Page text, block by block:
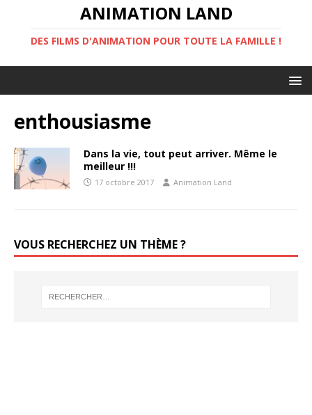
ANIMATION LAND
DES FILMS D'ANIMATION POUR TOUTE LA FAMILLE !
enthousiasme
Dans la vie, tout peut arriver. Même le
meilleur !!!
17 octobre 2017 Animation Land
VOUS RECHERCHEZ UN THÈME ?